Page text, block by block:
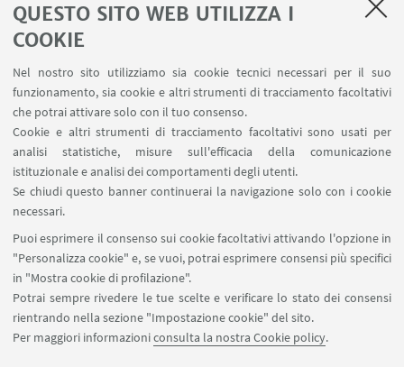
QUESTO SITO WEB UTILIZZA I
COOKIE
Nel nostro sito utilizziamo sia cookie tecnici necessari per il suo
funzionamento, sia cookie e altri strumenti di tracciamento facoltativi
che potrai attivare solo con il tuo consenso.
Cookie e altri strumenti di tracciamento facoltativi sono usati per
analisi statistiche, misure sull'efficacia della comunicazione
istituzionale e analisi dei comportamenti degli utenti.
Se chiudi questo banner continuerai la navigazione solo con i cookie
necessari.
Puoi esprimere il consenso sui cookie facoltativi attivando l'opzione in
"Personalizza cookie" e, se vuoi, potrai esprimere consensi più specifici
in "Mostra cookie di profilazione".
Potrai sempre rivedere le tue scelte e verificare lo stato dei consensi
rientrando nella sezione "Impostazione cookie" del sito.
Per maggiori informazioniconsulta la nostra Cookie policy.
LUOGO: "Italiani", Rai Storia
IN EVIDENZA